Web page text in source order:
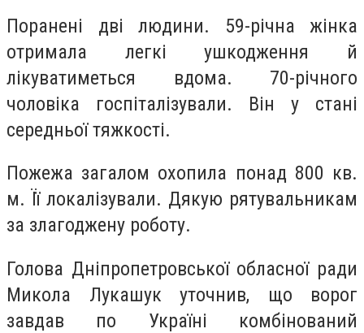
Поранені дві людини. 59-річна жінка
отримала легкі ушкодження й
лікуватиметься вдома. 70-річного
чоловіка госпіталізували. Він у стані
середньої тяжкості.
Пожежа загалом охопила понад 800 кв.
м. Її локалізували. Дякую рятувальникам
за злагоджену роботу.
Голова Дніпропетровської обласної ради
Микола Лукашук уточнив, що ворог
завдав по Україні комбінований